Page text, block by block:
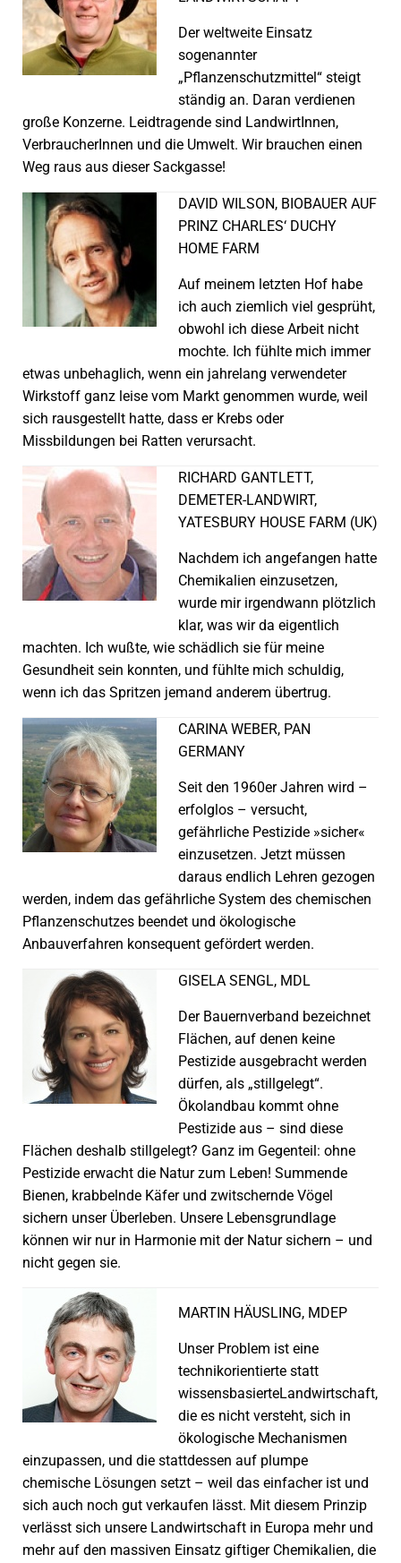
Der weltweite Einsatz
sogenannter
„Pflanzenschutzmittel“ steigt
ständig an. Daran verdienen
große Konzerne. Leidtragende sind LandwirtInnen,
VerbraucherInnen und die Umwelt. Wir brauchen einen
Weg raus aus dieser Sackgasse!
DAVID WILSON, BIOBAUER AUF
PRINZ CHARLES‘ DUCHY
HOME FARM
Auf meinem letzten Hof habe
ich auch ziemlich viel gesprüht,
obwohl ich diese Arbeit nicht
mochte. Ich fühlte mich immer
etwas unbehaglich, wenn ein jahrelang verwendeter
Wirkstoff ganz leise vom Markt genommen wurde, weil
sich rausgestellt hatte, dass er Krebs oder
Missbildungen bei Ratten verursacht.
RICHARD GANTLETT,
DEMETER-LANDWIRT,
YATESBURY HOUSE FARM (UK)
Nachdem ich angefangen hatte
Chemikalien einzusetzen,
wurde mir irgendwann plötzlich
klar, was wir da eigentlich
machten. Ich wußte, wie schädlich sie für meine
Gesundheit sein konnten, und fühlte mich schuldig,
wenn ich das Spritzen jemand anderem übertrug.
CARINA WEBER, PAN
GERMANY
Seit den 1960er Jahren wird –
erfolglos – versucht,
gefährliche Pestizide »sicher«
einzusetzen. Jetzt müssen
daraus endlich Lehren gezogen
werden, indem das gefährliche System des chemischen
Pflanzenschutzes beendet und ökologische
Anbauverfahren konsequent gefördert werden.
GISELA SENGL, MDL
Der Bauernverband bezeichnet
Flächen, auf denen keine
Pestizide ausgebracht werden
dürfen, als „stillgelegt“.
Ökolandbau kommt ohne
Pestizide aus – sind diese
Flächen deshalb stillgelegt? Ganz im Gegenteil: ohne
Pestizide erwacht die Natur zum Leben! Summende
Bienen, krabbelnde Käfer und zwitschernde Vögel
sichern unser Überleben. Unsere Lebensgrundlage
können wir nur in Harmonie mit der Natur sichern – und
nicht gegen sie.
MARTIN HÄUSLING, MDEP
Unser Problem ist eine
technikorientierte statt
wissensbasierteLandwirtschaft,
die es nicht versteht, sich in
ökologische Mechanismen
einzupassen, und die stattdessen auf plumpe
chemische Lösungen setzt – weil das einfacher ist und
sich auch noch gut verkaufen lässt. Mit diesem Prinzip
verlässt sich unsere Landwirtschaft in Europa mehr und
mehr auf den massiven Einsatz giftiger Chemikalien, die